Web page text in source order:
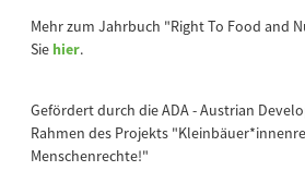
Mehr zum Jahrbuch "Right To Food and
Sie hier.
Gefördert durch die ADA - Austrian
Rahmen des Projekts
Menschenrechte!"